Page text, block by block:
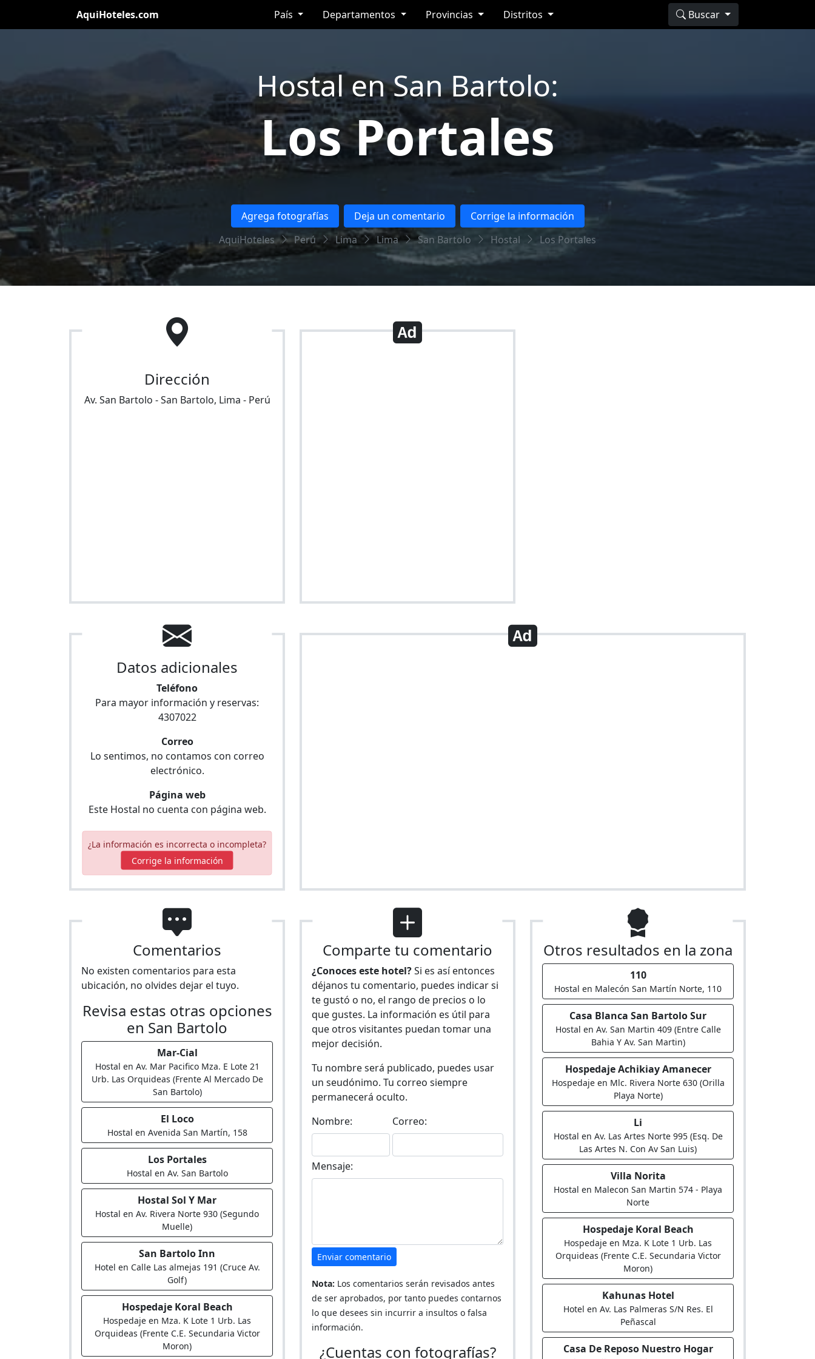
AquiHoteles.com País Departamentos Provincias Distritos Buscar
Hostal en San Bartolo:
Los Portales
Agrega fotografías Deja un comentario
Corrige la información
AquiHoteles
Perú Lima Lima San Bartolo Hostal Los Portales
Dirección
Av. San Bartolo -San Bartolo, Lima - Perú
Datos adicionales
Teléfono
Para mayor información y reservas:
4307022
Correo
Lo sentimos, no contamos con correo
electrónico.
Página web
Este Hostal no cuenta con página web.
¿La información es incorrecta o incompleta?
Corrige la información
Comentarios
No existen comentarios para esta
ubicación, no olvides dejar el tuyo.
Revisa estas otras opciones
en San Bartolo
Mar-Cial
Hostal en Av. Mar Pacifico Mza. E Lote 21
Urb. Las Orquideas (Frente Al Mercado De
San Bartolo)
El Loco
Hostal en Avenida San Martín, 158
Los Portales
Hostal en Av. San Bartolo
Hostal Sol Y Mar
Hostal en Av. Rivera Norte 930 (Segundo
Muelle)
San Bartolo Inn
Hotel en Calle Las almejas 191 (Cruce Av.
Golf)
Hospedaje Koral Beach
Hospedaje en Mza. K Lote 1 Urb. Las
Orquideas (Frente C.E. Secundaria Victor
Moron)
Comparte tu comentario
¿Conoces este hotel?Si es así entonces
déjanos tu comentario, puedes indicar si
te gustó o no, el rango de precios o lo
que gustes. La información es útil para
que otros visitantes puedan tomar una
mejor decisión.
Tu nombre será publicado, puedes usar
un seudónimo. Tu correo siempre
permanecerá oculto.
Nombre:
Correo:
Mensaje:
Enviar comentario
Nota: Los comentarios serán revisados antes
de ser aprobados, por tanto puedes contarnos
lo que desees sin incurrir a insultos o falsa
información.
¿Cuentas con fotografías?
Otros resultados en la zona
110
Hostal en Malecón San Martín Norte, 110
Casa Blanca San Bartolo Sur
Hostal en Av. San Martin 409 (Entre Calle
Bahia Y Av. San Martin)
Hospedaje Achikiay Amanecer
Hospedaje en Mlc. Rivera Norte 630 (Orilla
Playa Norte)
Li
Hostal en Av. Las Artes Norte 995 (Esq. De
Las Artes N. Con Av San Luis)
Villa Norita
Hostal en Malecon San Martin 574 - Playa
Norte
Hospedaje Koral Beach
Hospedaje en Mza. K Lote 1 Urb. Las
Orquideas (Frente C.E. Secundaria Victor
Moron)
Kahunas Hotel
Hotel en Av. Las Palmeras S/N Res. El
Peñascal
Casa De Reposo Nuestro Hogar